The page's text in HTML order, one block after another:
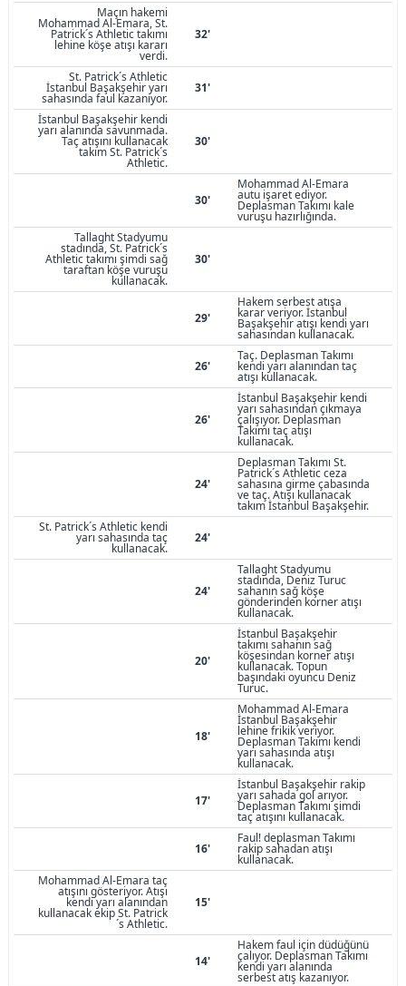
Maçın hakemi
Mohammad Al-Emara, St.
Patrick´s Athletic takımı
lehine köşe atışı kararı
verdi.
32'
St. Patrick´s Athletic
İstanbul Başakşehir yarı
sahasında faul kazanıyor.
31'
İstanbul Başakşehir kendi
yarı alanında savunmada.
Taç atışını kullanacak
takım St. Patrick´s
Athletic.
30'
30'
Mohammad Al-Emara
autu işaret ediyor.
Deplasman Takımı kale
vuruşu hazırlığında.
Tallaght Stadyumu
stadında, St. Patrick´s
Athletic takımı şimdi sağ
taraftan köşe vuruşu
kullanacak.
30'
29'
Hakem serbest atışa
karar veriyor. İstanbul
Başakşehir atışı kendi yarı
sahasından kullanacak.
26'
Taç. Deplasman Takımı
kendi yarı alanından taç
atışı kullanacak.
26'
İstanbul Başakşehir kendi
yarı sahasından çıkmaya
çalışıyor. Deplasman
Takımı taç atışı
kullanacak.
24'
Deplasman Takımı St.
Patrick´s Athletic ceza
sahasına girme çabasında
ve taç. Atışı kullanacak
takım İstanbul Başakşehir.
St. Patrick´s Athletic kendi
yarı sahasında taç
kullanacak.
24'
24'
Tallaght Stadyumu
stadında, Deniz Turuc
sahanın sağ köşe
gönderinden korner atışı
kullanacak.
20'
İstanbul Başakşehir
takımı sahanın sağ
köşesindan korner atışı
kullanacak. Topun
başındaki oyuncu Deniz
Turuc.
18'
Mohammad Al-Emara
İstanbul Başakşehir
lehine frikik veriyor.
Deplasman Takımı kendi
yarı sahasında atışı
kullanacak.
17'
İstanbul Başakşehir rakip
yarı sahada gol arıyor.
Deplasman Takımı şimdi
taç atışını kullanacak.
16'
Faul! deplasman Takımı
rakip sahadan atışı
kullanacak.
Mohammad Al-Emara taç
atışını gösteriyor. Atışı
kendi yarı alanından
kullanacak ekip St. Patrick
´s Athletic.
15'
14'
Hakem faul için düdüğünü
çalıyor. Deplasman Takımı
kendi yarı alanında
serbest atış kazanıyor.